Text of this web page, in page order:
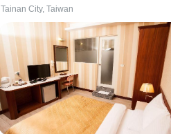
Tainan City, Taiwan